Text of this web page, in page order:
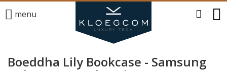
menu
Boeddha Lily Bookcase - Samsung